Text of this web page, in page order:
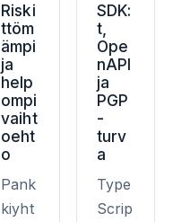
Riski
ttöm
ämpi
ja
help
ompi
vaiht
oeht
o
Pank
kiyht
SDK:
t,
Ope
nAPI
ja
PGP
-
turv
a
Type
Scrip